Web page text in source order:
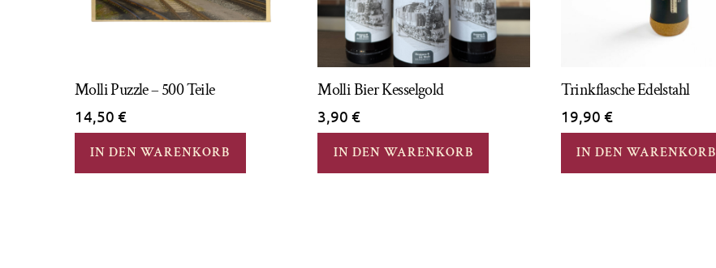
Molli Puzzle – 500 Teile
14,50 €
IN DEN WARENKORB
Molli Bier Kesselgold
3,90€
IN DEN WARENKORB
Trinkflasche Edelstahl
19,90 €
IN DEN WARENKORB